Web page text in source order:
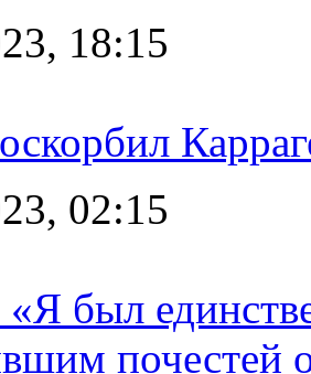
18:15
02:15
был
почестей